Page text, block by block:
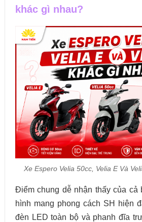
khác gì nhau?
Xe Espero Velia 50cc, Velia E Và
Điểm chung dễ nhận thấy của cả
hình mang phong cách SH hiện
đèn LED toàn bộ và phanh đĩa